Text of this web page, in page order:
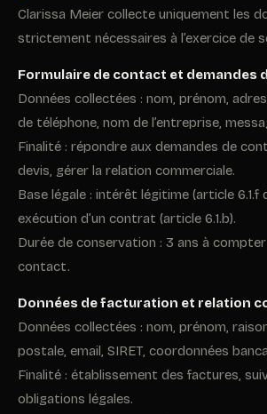
Clarissa Meier collecte uniquement les
strictement nécessaires à l’exercice de
Formulaire de contact et demandes
Données collectées : nom, prénom,
de téléphone, nom de l’entreprise,
Finalité : répondre aux demandes de
devis, gérer la relation commerciale.
Base légale : intérêt légitime (article 6.1.f
exécution d’un contrat (article 6.1.b).
Durée de conservation : 3 ans à
contact.
Données de facturation et relation
Données collectées : nom, prénom,
postale, email, SIRET, coordonnées
Finalité : établissement des factures,
obligations légales.